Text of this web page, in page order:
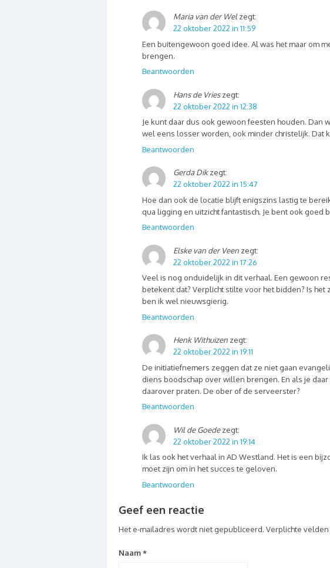
Maria van der Wel zegt:
22 oktober 2022 in 11:59
Een buitengewoon goed idee. Al was het maar om
brengen.
Beantwoorden
Hans de Vries zegt:
22 oktober 2022 in 12:38
Je kunt daar dus ook gewoon feesten houden. Dan
wel eens losser worden, ook minder christelijk. Dat
Beantwoorden
Gerda Dik zegt:
22 oktober 2022 in 15:47
Hoe dan ook de locatie blijft enigszins lastig te
qua ligging en uitzicht fantastisch. Je bent ook goed
Beantwoorden
Elske van der Veen zegt:
22 oktober 2022 in 17:26
Veel is nog onduidelijk in dit verhaal. Een gewoon
betekent dat? Verplicht stilte voor het bidden? Is
ben ik wel nieuwsgierig.
Beantwoorden
Henk Withuizen zegt:
22 oktober 2022 in 19:11
De initiatiefnemers zeggen dat ze niet gaan
diens boodschap over willen brengen. En als je
daarover praten. De ober of de serveerster?
Beantwoorden
Wil de Goede zegt:
22 oktober 2022 in 19:14
Ik las ook het verhaal in AD Westland. Het is een
moet zijn om in het succes te geloven.
Beantwoorden
Geef een reactie
Het e-mailadres wordt niet gepubliceerd. Verplichte
Naam*